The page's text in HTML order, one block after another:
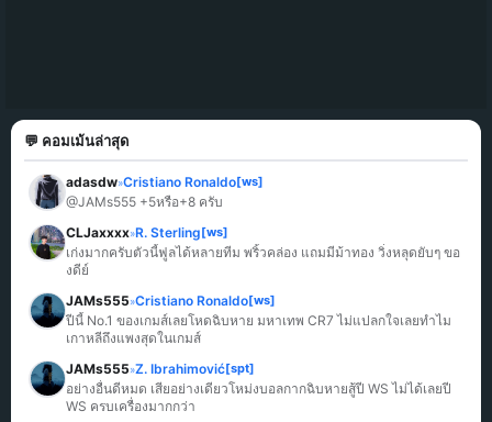
💬 คอมเม้นล่าสุด
adasdw»Cristiano Ronaldo[ws]
@JAMs555 +5หรือ+8 ครับ
CLJaxxxx»R. Sterling[ws]
เก่งมากครับตัวนี้ฟูลได้หลายทีม พริ้วคล่อง แถมมีม้าทอง วิ่งหลุดยับๆ ขอ
งดีย์
JAMs555»Cristiano Ronaldo[ws]
ปีนี้ No.1 ของเกมส์เลยโหดฉิบหาย มหาเทพ CR7 ไม่แปลกใจเลยทำไม
เกาหลีถึงแพงสุดในเกมส์
JAMs555»Z. Ibrahimović[spt]
อย่างอื่นดีหมด เสียอย่างเดียวโหม่งบอลกากฉิบหายสู้ปี WS ไม่ได้เลยปี
WS ครบเครื่องมากกว่า